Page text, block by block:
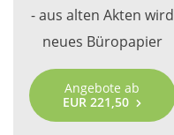
- aus alten Akten wird
neues Büropapier
Angebote ab
EUR 221,50